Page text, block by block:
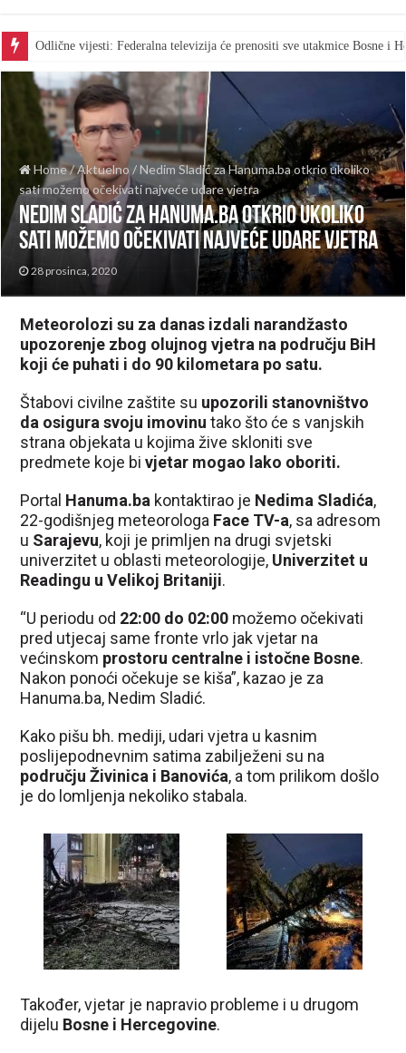
Odlične vijesti: Federalna televizija će prenositi sve utakmice Bosne i
Home/Aktuelno / Nedim Sladić za Hanuma.ba otkrio ukoliko
sati možemo očekivati najveće udare vjetra
Nedim Sladić za Hanuma.ba otkrio ukoliko
sati možemo očekivati najveće udare vjetra
28 prosinca, 2020
Meteorolozi su za danas izdali narandžasto
upozorenje zbog olujnog vjetra na području BiH
koji će puhati i do 90 kilometara po satu.
Štabovi civilne zaštite su upozorili stanovništvo
da osigura svoju imovinu tako što će s vanjskih
strana objekata u kojima žive skloniti sve
predmete koje bivjetar mogao lako oboriti.
Portal Hanuma.ba kontaktirao je Nedima Sladića,
22-godišnjeg meteorologa Face TV-a, sa adresom
u Sarajevu, koji je primljen na drugi svjetski
univerzitet u oblasti meteorologije, Univerzitet u
Readingu u Velikoj Britaniji.
“U periodu od 22:00 do 02:00 možemo očekivati
pred utjecaj same fronte vrlo jak vjetar na
većinskom prostoru centralne i istočne Bosne.
Nakon ponoći očekuje se kiša”, kazao je za
Hanuma.ba, Nedim Sladić.
Kako pišu bh. mediji, udari vjetra u kasnim
poslijepodnevnim satima zabilježeni su na
području Živinica i Banovića, a tom prilikom došlo
je do lomljenja nekoliko stabala.
Također, vjetar je napravio probleme i u drugom
dijelu Bosne i Hercegovine.